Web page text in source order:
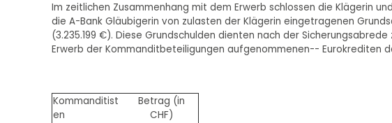
Im zeitlichen Zusammenhang mit dem Erwerb schlossen die Klägerin
die A-Bank Gläubigerin von zulasten der Klägerin eingetragenen
(3.235.199 €). Diese Grundschulden dienten nach der
Erwerb der Kommanditbeteiligungen aufgenommenen-- Eurokrediten
Kommanditist
en
Betrag (in
CHF)